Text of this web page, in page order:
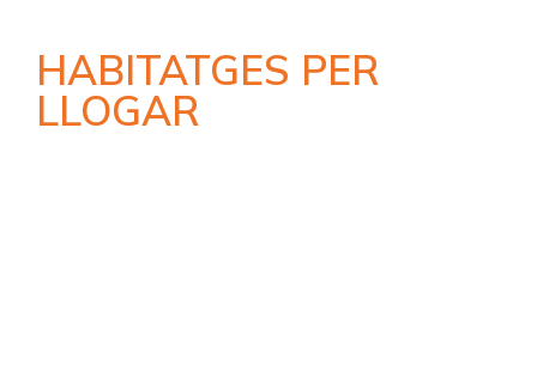
HABITATGES PER
LLOGAR